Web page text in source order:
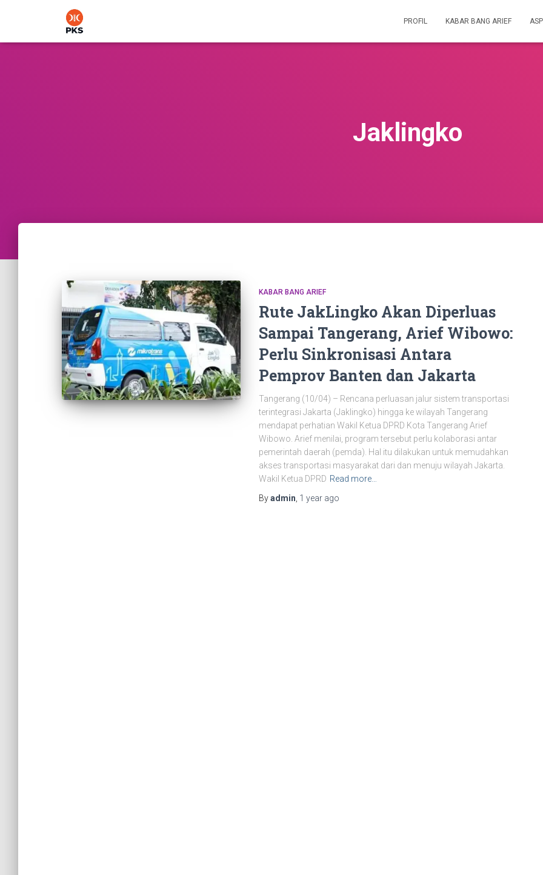
PROFIL KABAR BANG ARIEF
Jaklingko
KABAR BANG ARIEF
Rute JakLingko Akan Diperluas
Sampai Tangerang, Arief Wibowo:
Perlu Sinkronisasi Antara
Pemprov Banten dan Jakarta
Tangerang (10/04) – Rencana perluasan jalur sistem transportasi
terintegrasi Jakarta (Jaklingko) hingga ke wilayah Tangerang
mendapat perhatian Wakil Ketua DPRD Kota Tangerang Arief
Wibowo. Arief menilai, program tersebut perlu kolaborasi antar
pemerintah daerah (pemda). Hal itu dilakukan untuk memudahkan
akses transportasi masyarakat dari dan menuju wilayah Jakarta.
Wakil Ketua DPRD Read more…
Byadmin 1 year ago